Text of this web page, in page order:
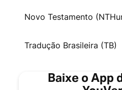
Novo Testamento
Tradução Brasileira (TB)
Baixe o App